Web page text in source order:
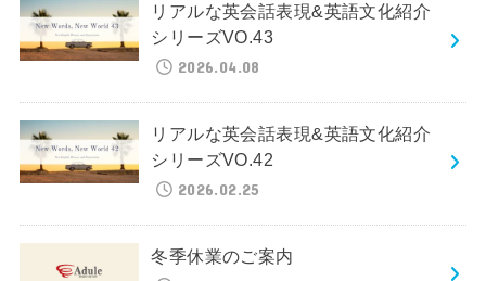
リアルな英会話表現&英語文化紹介
シリーズVO.43
2026.04.08
リアルな英会話表現&英語文化紹介
シリーズVO.42
2026.02.25
冬季休業のご案内